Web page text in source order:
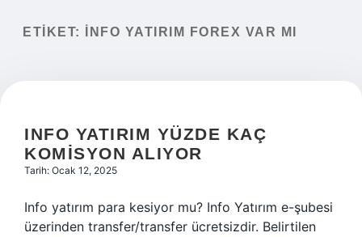
Yasal Uyarı
ETIKET: İNFO YATIRIM FOREX VAR MI
INFO YATIRIM YÜZDE KAÇ
KOMISYON ALIYOR
Tarih: Ocak 12, 2025
Info yatırım para kesiyor mu? Info Yatırım e-şubesi
üzerinden transfer/transfer ücretsizdir. Belirtilen